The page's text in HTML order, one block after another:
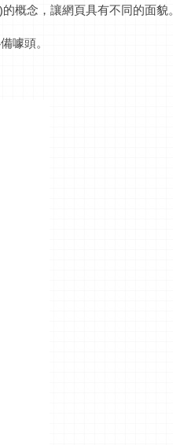
概念，讓網頁具有不同的面貌。
噱頭。